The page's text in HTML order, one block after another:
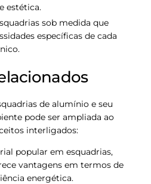
estética.
sob medida que
específicas de cada
de alumínio e seu
pode ser ampliada ao
interligados:
popular em esquadrias,
vantagens em termos de
energética.